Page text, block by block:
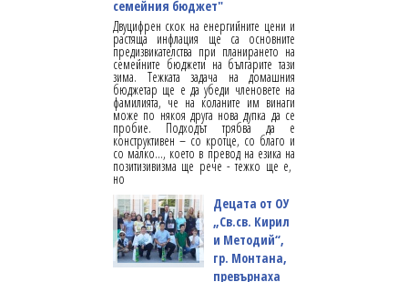
семейния бюджет"
Двуцифрен скок на енергийните цени и
растяща инфлация ще са основните
предизвикателства при планирането на
семейните бюджети на българите тази
зима. Тежката задача на домашния
бюджетар ще е да убеди членовете на
фамилията, че на коланите им винаги
може по някоя друга нова дупка да се
пробие. Подходът трябва да е
конструктивен – со кротце, со благо и
со малко…, което в превод на езика на
позитизивизма ще рече - тежко ще е,
но
Децата от ОУ
„Св.св. Кирил
и Методий“,
гр. Монтана,
превърнаха